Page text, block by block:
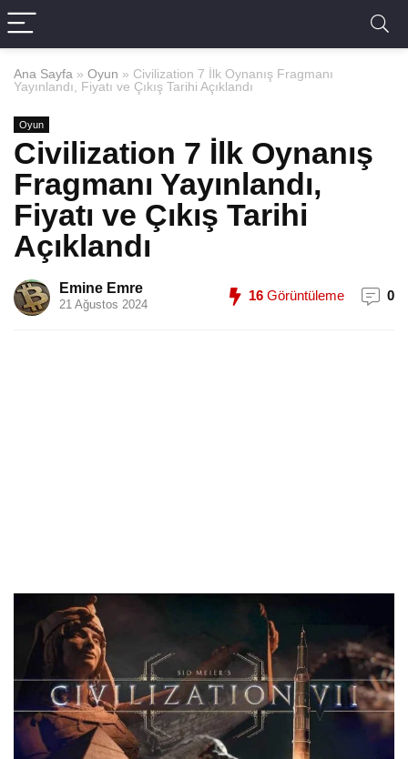
Ana Sayfa » Oyun » Civilization 7 İlk Oynanış Fragmanı
Yayınlandı, Fiyatı ve Çıkış Tarihi Açıklandı
Oyun
Civilization 7 İlk Oynanış
Fragmanı Yayınlandı,
Fiyatı ve Çıkış Tarihi
Açıklandı
Emine Emre
21 Ağustos 2024
16 Görüntüleme 0